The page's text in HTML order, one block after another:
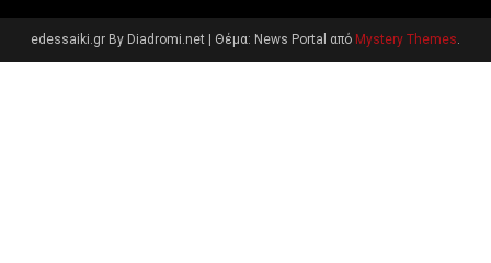
edessaiki.gr By Diadromi.net | Θέμα: News Portal από Mystery Themes